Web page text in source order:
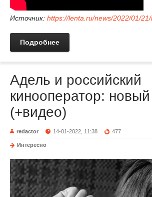
Источник: https://lenta.ru/news/2022/01/
Подробнее
Адель и российский
кинооператор: новый
(+видео)
redactor 14-01-2022, 11:38 477
Интересно